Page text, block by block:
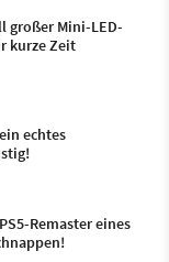
großer Mini-LED-
kurze Zeit
echtes
Remaster eines